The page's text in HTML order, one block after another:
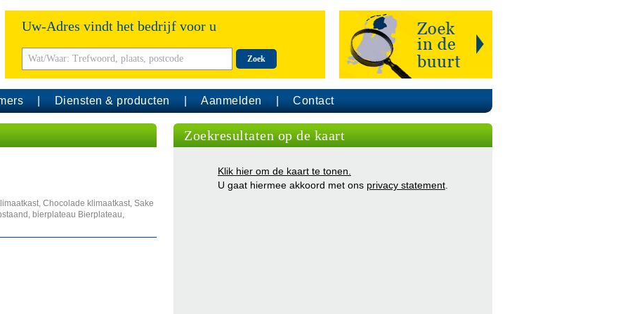
Uw-Adres vindt het bedrijf voor u
Zoek
Diensten & producten Aanmelden Contact
Chocolade klimaatkast, Sake
bierplateau Bierplateau,
Zoekresultaten op de kaart
Klik hier om de kaart te tonen.
U gaat hiermee akkoord met ons privacy statement